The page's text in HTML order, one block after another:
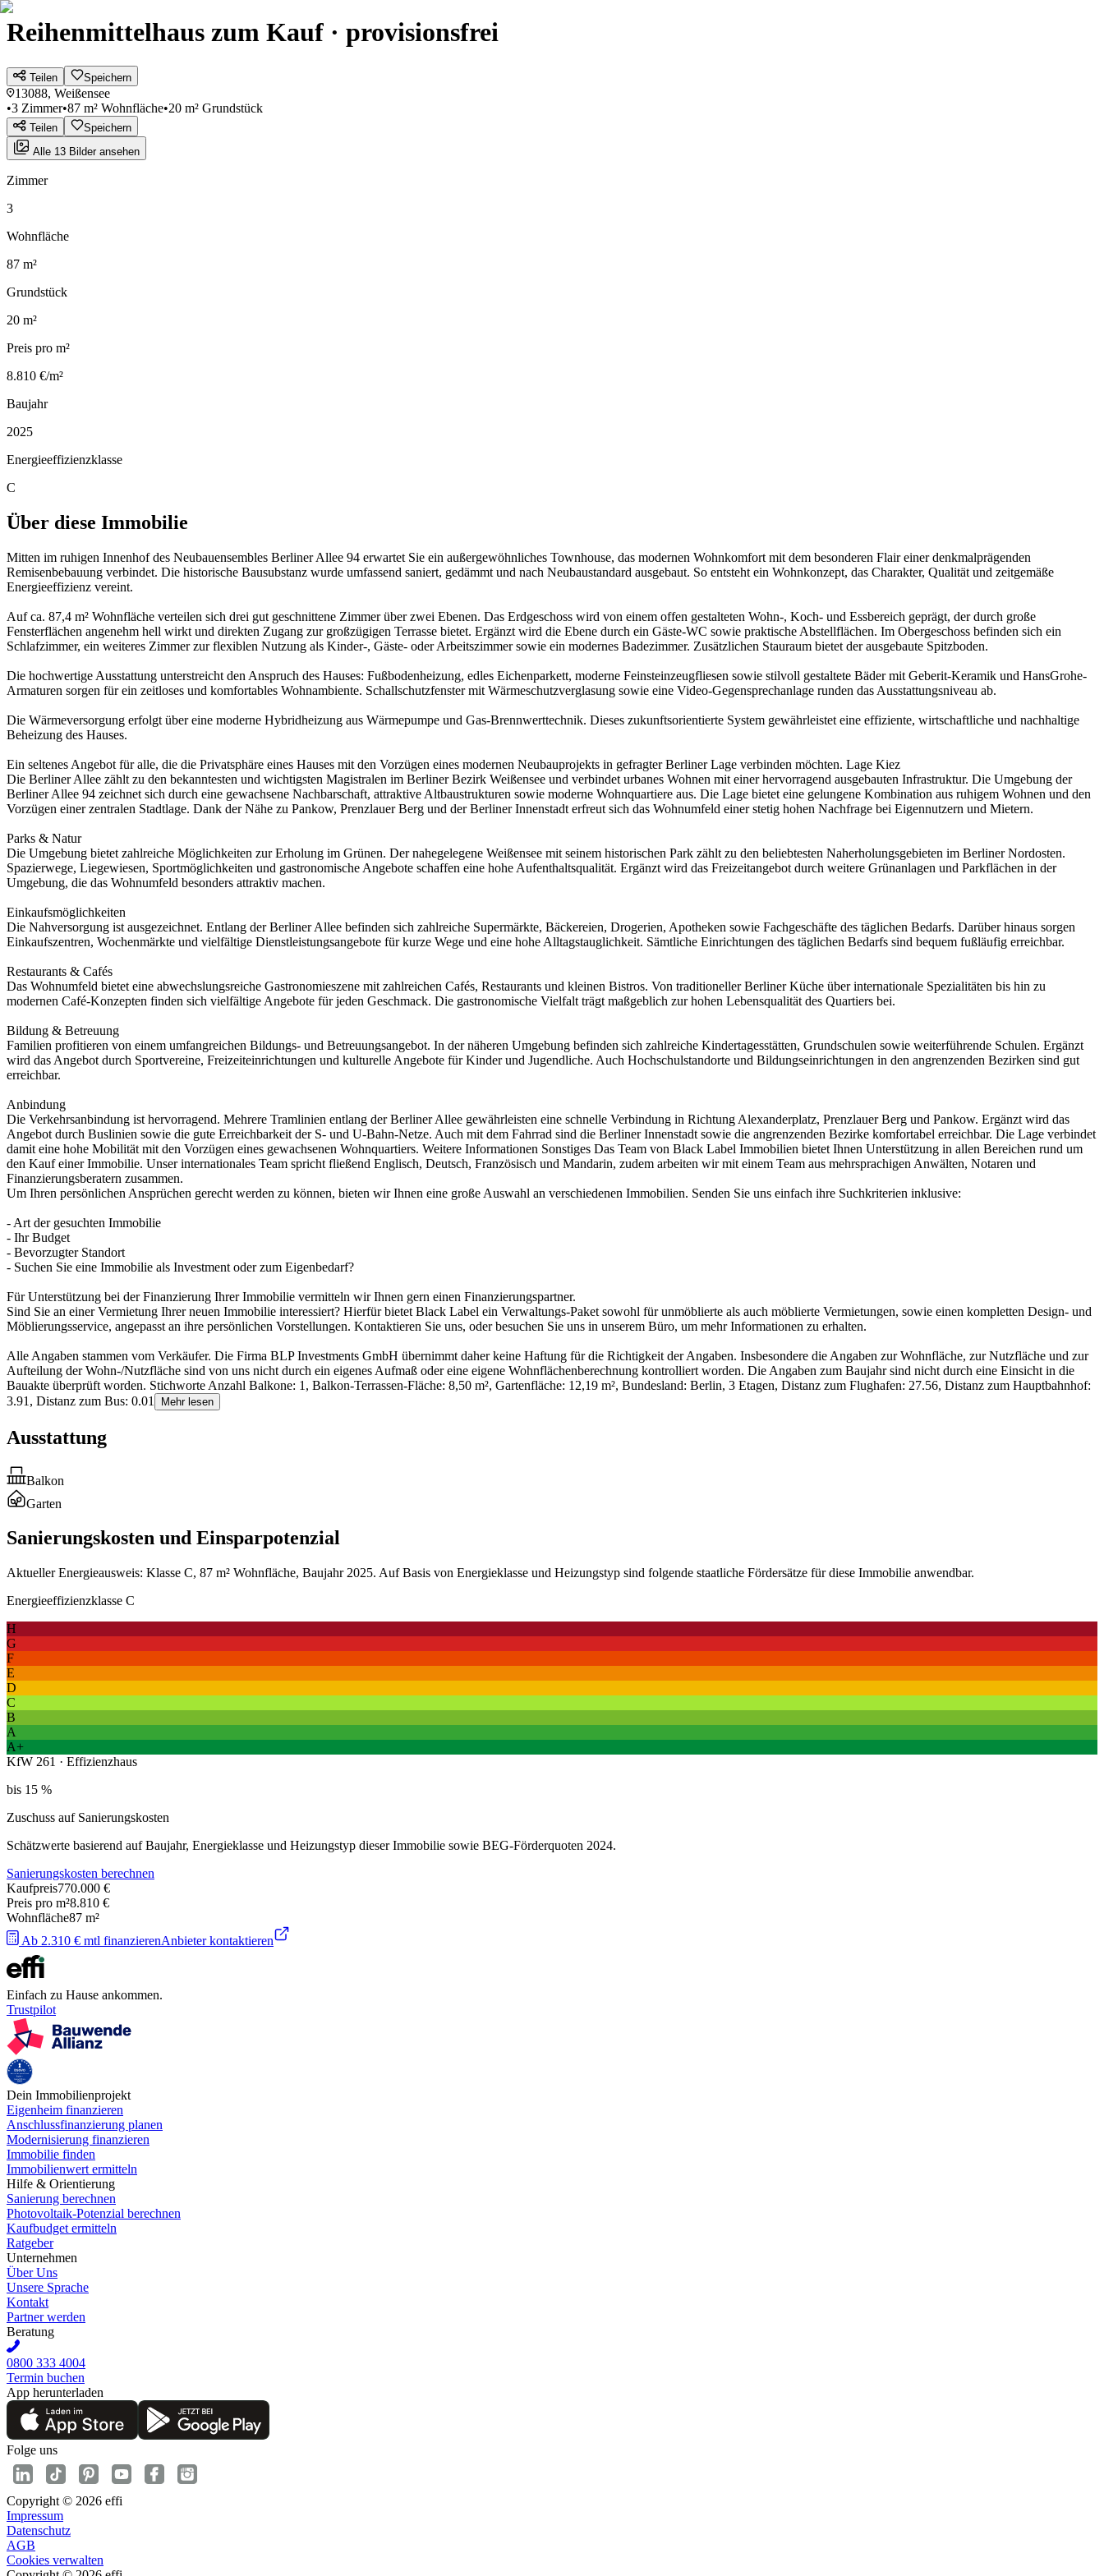
Reihenmittelhaus zum Kauf · provisionsfrei
Teilen Speichern
13088, Weißensee
•3 Zimmer•87 m² Wohnfläche•20 m² Grundstück
Teilen
Speichern
Alle 13 Bilder ansehen
Zimmer
3
Wohnfläche
87 m²
Grundstück
20 m²
Preis pro m²
8.810 €/m²
Baujahr
2025
Energieeffizienzklasse
C
Über diese Immobilie
Mitten im ruhigen Innenhof des Neubauensembles Berliner Allee 94 erwartet Sie ein außergewöhnliches Townhouse, das modernen Wohnkomfort mit dem besonderen Flair einer denkmalprägenden
Remisenbebauung verbindet. Die historische Bausubstanz wurde umfassend saniert, gedämmt und nach Neubaustandard ausgebaut. So entsteht ein Wohnkonzept, das Charakter, Qualität und zeitgemäße
Energieeffizienz vereint.
Auf ca. 87,4 m² Wohnfläche verteilen sich drei gut geschnittene Zimmer über zwei Ebenen. Das Erdgeschoss wird von einem offen gestalteten Wohn-, Koch- und Essbereich geprägt, der durch große
Fensterflächen angenehm hell wirkt und direkten Zugang zur großzügigen Terrasse bietet. Ergänzt wird die Ebene durch ein Gäste-WC sowie praktische Abstellflächen. Im Obergeschoss befinden sich ein
Schlafzimmer, ein weiteres Zimmer zur flexiblen Nutzung als Kinder-, Gäste- oder Arbeitszimmer sowie ein modernes Badezimmer. Zusätzlichen Stauraum bietet der ausgebaute Spitzboden.
Die hochwertige Ausstattung unterstreicht den Anspruch des Hauses: Fußbodenheizung, edles Eichenparkett, moderne Feinsteinzeugfliesen sowie stilvoll gestaltete Bäder mit Geberit-Keramik und HansGrohe-
Armaturen sorgen für ein zeitloses und komfortables Wohnambiente. Schallschutzfenster mit Wärmeschutzverglasung sowie eine Video-Gegensprechanlage runden das Ausstattungsniveau ab.
Die Wärmeversorgung erfolgt über eine moderne Hybridheizung aus Wärmepumpe und Gas-Brennwerttechnik. Dieses zukunftsorientierte System gewährleistet eine effiziente, wirtschaftliche und nachhaltige
Beheizung des Hauses.
Ein seltenes Angebot für alle, die die Privatsphäre eines Hauses mit den Vorzügen eines modernen Neubauprojekts in gefragter Berliner Lage verbinden möchten. Lage Kiez
Die Berliner Allee zählt zu den bekanntesten und wichtigsten Magistralen im Berliner Bezirk Weißensee und verbindet urbanes Wohnen mit einer hervorragend ausgebauten Infrastruktur. Die Umgebung der
Berliner Allee 94 zeichnet sich durch eine gewachsene Nachbarschaft, attraktive Altbaustrukturen sowie moderne Wohnquartiere aus. Die Lage bietet eine gelungene Kombination aus ruhigem Wohnen und den
Vorzügen einer zentralen Stadtlage. Dank der Nähe zu Pankow, Prenzlauer Berg und der Berliner Innenstadt erfreut sich das Wohnumfeld einer stetig hohen Nachfrage bei Eigennutzern und Mietern.
Parks & Natur
Die Umgebung bietet zahlreiche Möglichkeiten zur Erholung im Grünen. Der nahegelegene Weißensee mit seinem historischen Park zählt zu den beliebtesten Naherholungsgebieten im Berliner Nordosten.
Spazierwege, Liegewiesen, Sportmöglichkeiten und gastronomische Angebote schaffen eine hohe Aufenthaltsqualität. Ergänzt wird das Freizeitangebot durch weitere Grünanlagen und Parkflächen in der
Umgebung, die das Wohnumfeld besonders attraktiv machen.
Einkaufsmöglichkeiten
Die Nahversorgung ist ausgezeichnet. Entlang der Berliner Allee befinden sich zahlreiche Supermärkte, Bäckereien, Drogerien, Apotheken sowie Fachgeschäfte des täglichen Bedarfs. Darüber hinaus sorgen
Einkaufszentren, Wochenmärkte und vielfältige Dienstleistungsangebote für kurze Wege und eine hohe Alltagstauglichkeit. Sämtliche Einrichtungen des täglichen Bedarfs sind bequem fußläufig erreichbar.
Restaurants & Cafés
Das Wohnumfeld bietet eine abwechslungsreiche Gastronomieszene mit zahlreichen Cafés, Restaurants und kleinen Bistros. Von traditioneller Berliner Küche über internationale Spezialitäten bis hin zu
modernen Café-Konzepten finden sich vielfältige Angebote für jeden Geschmack. Die gastronomische Vielfalt trägt maßgeblich zur hohen Lebensqualität des Quartiers bei.
Bildung & Betreuung
Familien profitieren von einem umfangreichen Bildungs- und Betreuungsangebot. In der näheren Umgebung befinden sich zahlreiche Kindertagesstätten, Grundschulen sowie weiterführende Schulen. Ergänzt
wird das Angebot durch Sportvereine, Freizeiteinrichtungen und kulturelle Angebote für Kinder und Jugendliche. Auch Hochschulstandorte und Bildungseinrichtungen in den angrenzenden Bezirken sind gut
erreichbar.
Anbindung
Die Verkehrsanbindung ist hervorragend. Mehrere Tramlinien entlang der Berliner Allee gewährleisten eine schnelle Verbindung in Richtung Alexanderplatz, Prenzlauer Berg und Pankow. Ergänzt wird das
Angebot durch Buslinien sowie die gute Erreichbarkeit der S- und U-Bahn-Netze. Auch mit dem Fahrrad sind die Berliner Innenstadt sowie die angrenzenden Bezirke komfortabel erreichbar. Die Lage verbindet
damit eine hohe Mobilität mit den Vorzügen eines gewachsenen Wohnquartiers. Weitere Informationen Sonstiges Das Team von Black Label Immobilien bietet Ihnen Unterstützung in allen Bereichen rund um
den Kauf einer Immobilie. Unser internationales Team spricht fließend Englisch, Deutsch, Französisch und Mandarin, zudem arbeiten wir mit einem Team aus mehrsprachigen Anwälten, Notaren und
Finanzierungsberatern zusammen.
Um Ihren persönlichen Ansprüchen gerecht werden zu können, bieten wir Ihnen eine große Auswahl an verschiedenen Immobilien. Senden Sie uns einfach ihre Suchkriterien inklusive:
- Art der gesuchten Immobilie
- Ihr Budget
- Bevorzugter Standort
- Suchen Sie eine Immobilie als Investment oder zum Eigenbedarf?
Für Unterstützung bei der Finanzierung Ihrer Immobilie vermitteln wir Ihnen gern einen Finanzierungspartner.
Sind Sie an einer Vermietung Ihrer neuen Immobilie interessiert? Hierfür bietet Black Label ein Verwaltungs-Paket sowohl für unmöblierte als auch möblierte Vermietungen, sowie einen kompletten Design- und
Möblierungsservice, angepasst an ihre persönlichen Vorstellungen. Kontaktieren Sie uns, oder besuchen Sie uns in unserem Büro, um mehr Informationen zu erhalten.
Alle Angaben stammen vom Verkäufer. Die Firma BLP Investments GmbH übernimmt daher keine Haftung für die Richtigkeit der Angaben. Insbesondere die Angaben zur Wohnfläche, zur Nutzfläche und zur
Aufteilung der Wohn-/Nutzfläche sind von uns nicht durch ein eigenes Aufmaß oder eine eigene Wohnflächenberechnung kontrolliert worden. Die Angaben zum Baujahr sind nicht durch eine Einsicht in die
Bauakte überprüft worden. Stichworte Anzahl Balkone: 1, Balkon-Terrassen-Fläche: 8,50 m², Gartenfläche: 12,19 m², Bundesland: Berlin, 3 Etagen, Distanz zum Flughafen: 27.56, Distanz zum Hauptbahnhof:
3.91, Distanz zum Bus: 0.01
Mehr lesen
Ausstattung
Balkon
Garten
Sanierungskosten und Einsparpotenzial
Aktueller Energieausweis: Klasse C, 87 m² Wohnfläche, Baujahr 2025. Auf Basis von Energieklasse und Heizungstyp sind folgende staatliche Fördersätze für diese Immobilie anwendbar.
Energieeffizienzklasse C
H
G
F
E
D
C
B
A
A+
KfW 261 · Effizienzhaus
bis 15 %
Zuschuss auf Sanierungskosten
Schätzwerte basierend auf Baujahr, Energieklasse und Heizungstyp dieser Immobilie sowie BEG-Förderquoten 2024.
Sanierungskosten berechnen
Kaufpreis770.000 €
Preis pro m²8.810 €
Wohnfläche87 m²
Ab 2.310 € mtl finanzierenAnbieter kontaktieren
Einfach zu Hause ankommen.
Trustpilot
Dein Immobilienprojekt
Eigenheim finanzieren
Anschlussfinanzierung planen
Modernisierung finanzieren
Immobilie finden
Immobilienwert ermitteln
Hilfe & Orientierung
Sanierung berechnen
Photovoltaik-Potenzial berechnen
Kaufbudget ermitteln
Ratgeber
Unternehmen
Über Uns
Unsere Sprache
Kontakt
Partner werden
Beratung
0800 333 4004
Termin buchen
App herunterladen
Folge uns
Copyright © 2026 effi
Impressum
Datenschutz
AGB
Cookies verwalten